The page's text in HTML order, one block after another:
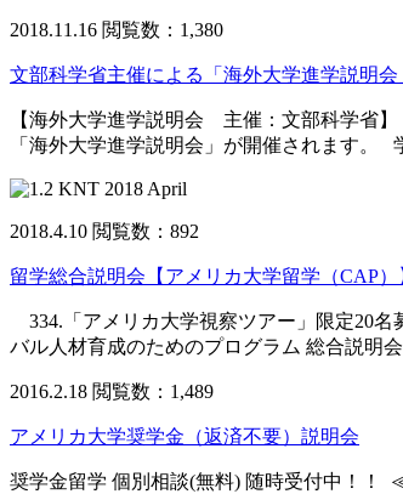
2018.11.16 閲覧数：1,380
文部科学省主催による「海外大学進学説明
【海外大学進学説明会 主催：文部科学省
「海外大学進学説明会」が開催されます
2018.4.10 閲覧数：892
留学総合説明会【アメリカ大学留学（CAP
334.「アメリカ大学視察ツアー」限定20
バル人材育成のためのプログラム 総合説明
2016.2.18 閲覧数：1,489
アメリカ大学奨学金（返済不要）説明会
奨学金留学 個別相談(無料) 随時受付中！